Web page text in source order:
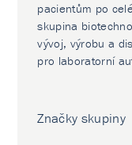
pacientům po
skupina
vývoj, výrobu a
pro laboratorní
Značky skupiny